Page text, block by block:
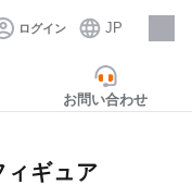
ログイン JP
採用情報
お問い合わせ
ギュア